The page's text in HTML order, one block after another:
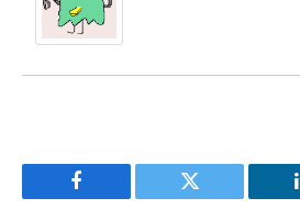
Facebook Twitter